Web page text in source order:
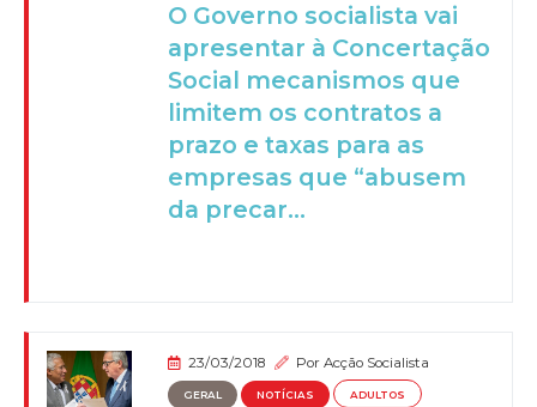
O Governo socialista vai
apresentar à Concertação
Social mecanismos que
limitem os contratos a
prazo e taxas para as
empresas que “abusem
da precar...
23/03/2018 PorAcção Socialista
GERAL NOTÍCIAS ADULTOS